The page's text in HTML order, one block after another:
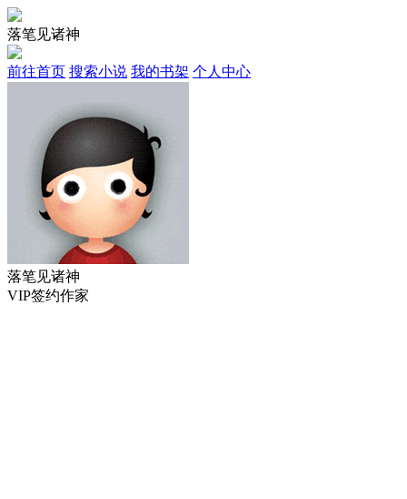
落笔见诸神
前往首页 搜索小说 我的书架 个人中心
落笔见诸神
VIP签约作家